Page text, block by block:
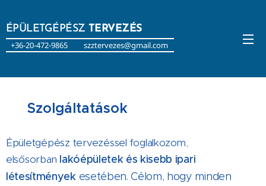
ÉPÜLETGÉPÉSZ TERVEZÉS
+36-20-472-9865 szztervezes@gmail.com
Szolgáltatások
Épületgépész tervezéssel foglalkozom,
elsősorban lakóépületek és kisebb ipari
létesítmények esetében. Célom, hogy minden